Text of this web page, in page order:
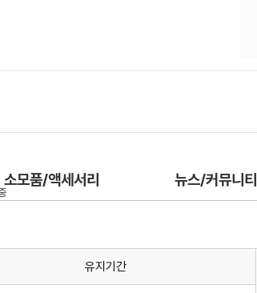
소모품/액세서리 뉴스/커뮤니티
유지기간